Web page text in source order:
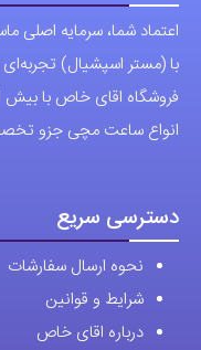
اعتماد شما، سرمایه اصلی
با (مستر اسپشیال) تجربه‌ای
انواع ساعت مچی جزو
دسترسی سریع
نحوه ارسال سفارشات
شرایط و قوانین
درباره اقای خاص